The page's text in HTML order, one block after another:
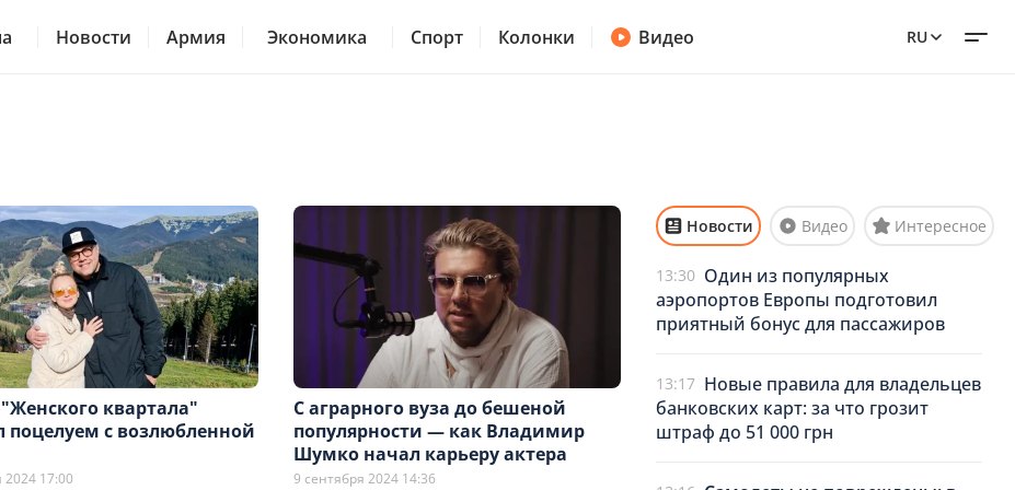
Новости Армия Экономика Спорт Колонки Видео RU
квартала"
с возлюбленной
2024 17:00
С аграрного вуза до бешеной
популярности — как Владимир
Шумко начал карьеру актера
9 сентября 2024 14:36
Новости Видео Интересное
13:30 Один из популярных
аэропортов Европы подготовил
приятный бонус для пассажиров
13:17 Новые правила для владельцев
банковских карт: за что грозит
штраф до 51 000 грн